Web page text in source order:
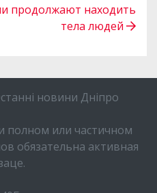
продолжают находить
тела людей
новини Дніпро
полном или частичном
обязательна активная